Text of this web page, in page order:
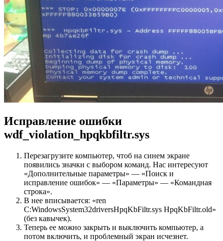
Исправление ошибки
wdf_violation_hpqkbfiltr.sys
Перезагрузите компьютер, чтоб на синем экране
появились значки с выбором команд. Нас интересуют
«Дополнительные параметры» — «Поиск и
исправление ошибок» — «Параметры» — «Командная
строка».
В нее вписывается: «ren
C:WindowsSystem32driversHpqKbFiltr.sys HpqKbFiltr.old»
(без кавычек).
Теперь ее можно закрыть и выключить компьютер, а
потом включить, и проблемный экран исчезнет.